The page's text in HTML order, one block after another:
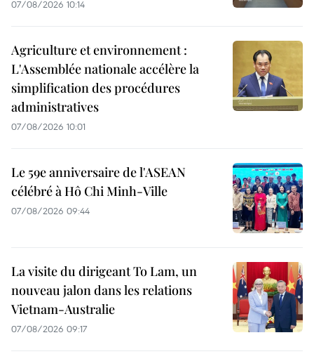
07/08/2026 10:14
Agriculture et environnement :
L'Assemblée nationale accélère la
simplification des procédures
administratives
07/08/2026 10:01
Le 59e anniversaire de l'ASEAN
célébré à Hô Chi Minh-Ville
07/08/2026 09:44
La visite du dirigeant To Lam, un
nouveau jalon dans les relations
Vietnam-Australie
07/08/2026 09:17